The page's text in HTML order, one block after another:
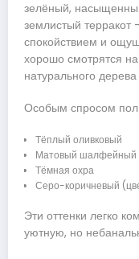
зелёный,
землистый терракот
спокойствием и
хорошо смотрятся
натурального
Особым спросом
Тёплый оливковый
Матовый шалфейный
Тёмная охра
Серо-коричневый
Эти оттенки легко
уютную, но